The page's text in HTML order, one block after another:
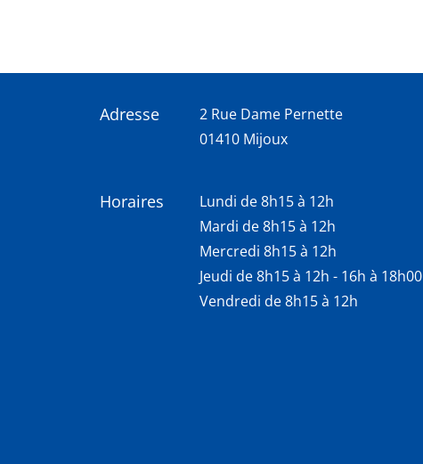
Adresse
2 Rue Dame Pernette
01410 Mijoux
Horaires
Lundi de 8h15 à 12h
Mardi de 8h15 à 12h
Mercredi 8h15 à 12h
Jeudi de 8h15 à 12h - 16h à 18h00
Vendredi de 8h15 à 12h